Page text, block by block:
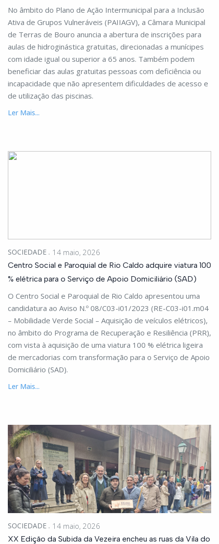
No âmbito do Plano de Ação Intermunicipal para a Inclusão
Ativa de Grupos Vulneráveis (PAIIAGV), a Câmara Municipal
de Terras de Bouro anuncia a abertura de inscrições para
aulas de hidroginástica gratuitas, direcionadas a munícipes
com idade igual ou superior a 65 anos. Também podem
beneficiar das aulas gratuitas pessoas com deficiência ou
incapacidade que não apresentem dificuldades de acesso e
de utilização das piscinas.
Ler Mais...
SOCIEDADE 14 maio, 2026
Centro Social e Paroquial de Rio Caldo adquire viatura 100
% elétrica para o Serviço de Apoio Domiciliário (SAD)
O Centro Social e Paroquial de Rio Caldo apresentou uma
candidatura ao Aviso N.º 08/C03-i01/2023 (RE-C03-i01.m04
– Mobilidade Verde Social – Aquisição de veículos elétricos),
no âmbito do Programa de Recuperação e Resiliência (PRR),
com vista à aquisição de uma viatura 100 % elétrica ligeira
de mercadorias com transformação para o Serviço de Apoio
Domiciliário (SAD).
Ler Mais...
SOCIEDADE 14 maio, 2026
XX Edição da Subida da Vezeira encheu as ruas da Vila do